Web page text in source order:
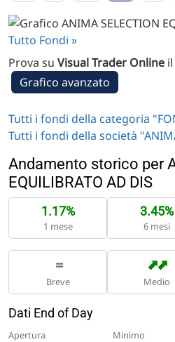
Tutto Fondi »
Prova su Visual Trader Online
Grafico avanzato
Tutti i fondi della categoria
Tutti i fondi della società
Andamento storico per
EQUILIBRATO AD DIS
1.17%
1 mese
3.45%
6 mesi
=
Breve
➡
➡
Medio
Dati End of Day
Apertura Minimo